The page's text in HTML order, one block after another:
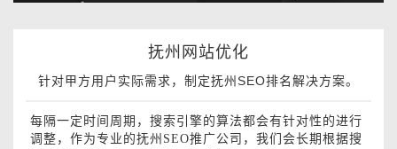
抚州网站优化
针对甲方用户实际需求，制定抚州SEO排名解决方案。
每隔一定时间周期，搜索引擎的算法都会有针对性的进行
调整，作为专业的抚州SEO推广公司，我们会长期根据搜